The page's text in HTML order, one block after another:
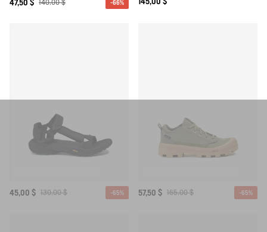
47,50 $ 140,00 $ -66%
45,00 $ 130,00 $ -65% 57,50 $ 165,00 $ -65%